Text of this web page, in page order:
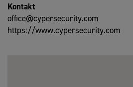
Kontakt
office@cypersecurity.com
https://www.cypersecurity.com